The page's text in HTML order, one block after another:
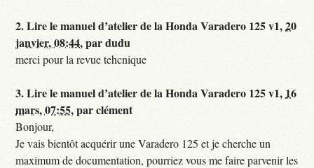
2.Lire le manuel d’atelier de la Honda Varadero 125 v1,20
janvier, 08:44,pardudu
merci pour la revue tehcnique
3.Lire le manuel d’atelier de la Honda Varadero 125 v1, 16
mars, 07:55,parclément
Bonjour,
Je vais bientôt acquérir une Varadero 125 et je cherche un
maximum de documentation, pourriez vous me faire parvenir les